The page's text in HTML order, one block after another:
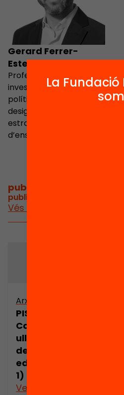
Gerard Ferrer-
Esteban
Professor a la UOC i
investigador en
polítiques educatives,
desigualtats i
estratègies
d’ensenyament
publicacions i vídeos
publicacions i vídeos
Vés a publicacions i vídeos
Arxiu
PISA 2003 a
Catalunya. Una
ullada a les
desigualtats
educatives (part
1)
Veure’n més
La
som